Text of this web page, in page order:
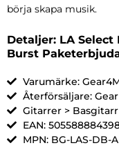
börja skapa musik.
Detaljer: LA
Burst
Varumärke:
Återförsäljare:
Gitarrer > Basgitarr
EAN:
MPN: BG-LAS-DB-